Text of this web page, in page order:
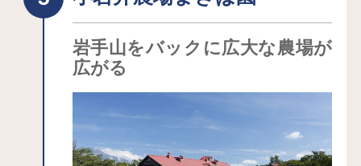
い。じゃじゃ麺は盛岡三大麺（わんこ
そば、冷麺、じゃじゃ麺）の一つでも
あります。
岩手山をバックに広大な農場が
広がる